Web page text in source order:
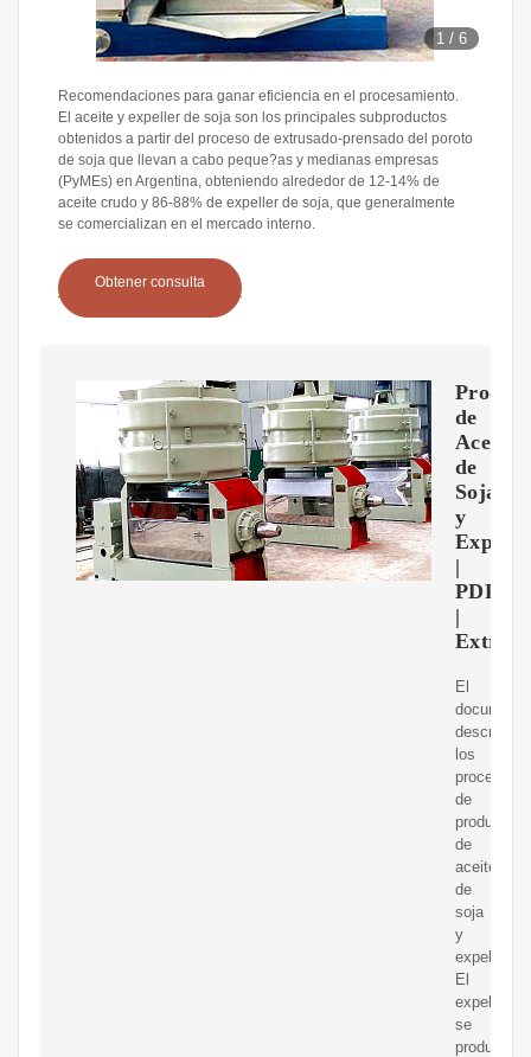
1 /6
Recomendaciones para ganar eficiencia en el procesamiento.
El aceite y expeller de soja son los principales subproductos
obtenidos a partir del proceso de extrusado-prensado del poroto
de soja que llevan a cabo peque?as y medianas empresas
(PyMEs) en Argentina, obteniendo alrededor de 12-14% de
aceite crudo y 86-88% de expeller de soja, que generalmente
se comercializan en el mercado interno.
Obtener consulta
de
Aceite
de
Soja
y
|
PDF
|
El
documento
describe
los
procesos
de
producción
de
aceite
de
soja
y
expeller.
El
expeller
se
produce